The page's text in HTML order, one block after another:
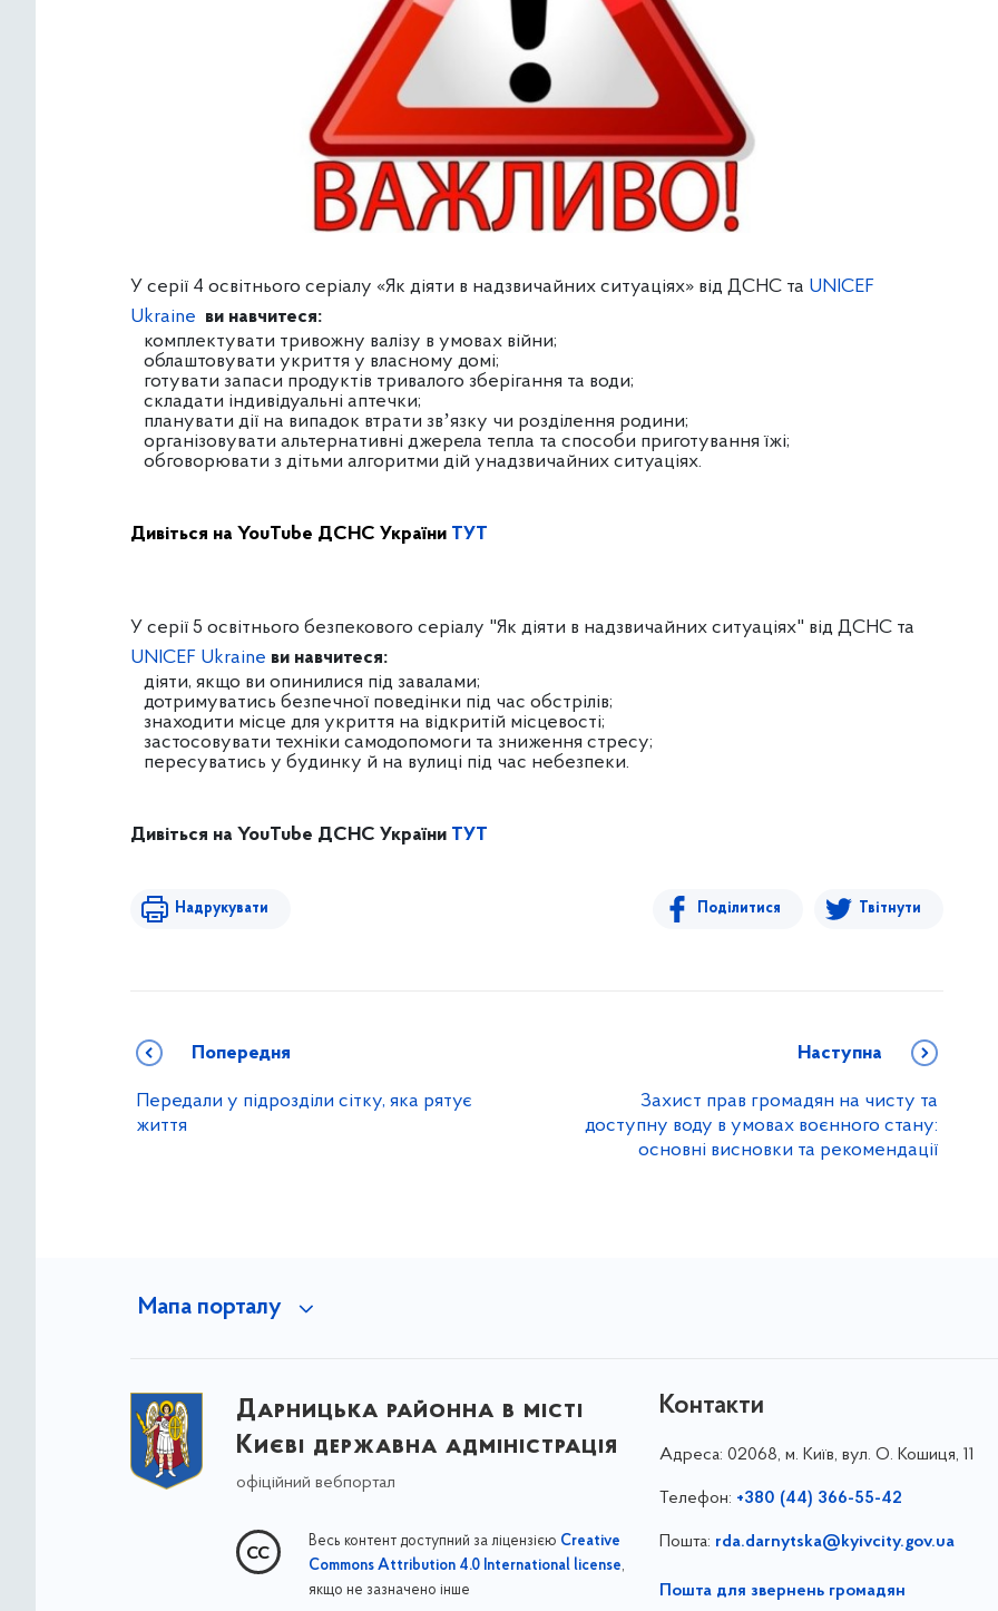
У серії 4 освітнього серіалу «Як діяти в надзвичайних ситуаціях» від ДСНС та UNICEF
Ukraine ви навчитеся:
комплектувати тривожну валізу в умовах війни;
облаштовувати укриття у власному домі;
готувати запаси продуктів тривалого зберігання та води;
складати індивідуальні аптечки;
планувати дії на випадок втрати звʼязку чи розділення родини;
організовувати альтернативні джерела тепла та способи приготування їжі;
обговорювати з дітьми алгоритми дій унадзвичайних ситуаціях.
Дивіться на YouTube ДСНС України ТУТ
У серії 5 освітнього безпекового серіалу "Як діяти в надзвичайних ситуаціях" від ДСНС та
UNICEF Ukraine ви навчитеся:
діяти, якщо ви опинилися під завалами;
дотримуватись безпечної поведінки під час обстрілів;
знаходити місце для укриття на відкритій місцевості;
застосовувати техніки самодопомоги та зниження стресу;
пересуватись у будинку й на вулиці під час небезпеки.
Дивіться на YouTube ДСНС України ТУТ
Надрукувати Поділитися Твітнути
Попередня
Передали у підрозділи сітку, яка рятує
життя
Наступна
Захист прав громадян на чисту та
доступну воду в умовах воєнного стану:
основні висновки та рекомендації
Мапа порталу
Дарницька районна в місті
Києві державна адміністрація
офіційний вебпортал
Весь контент доступний за ліцензією Creative
Commons Attribution 4.0 International license,
якщо не зазначено інше
Контакти
Адреса: 02068, м. Київ, вул. О. Кошиця, 11
Телефон: +380 (44) 366-55-42
Пошта: rda.darnytska@kyivcity.gov.ua
Пошта для звернень громадян